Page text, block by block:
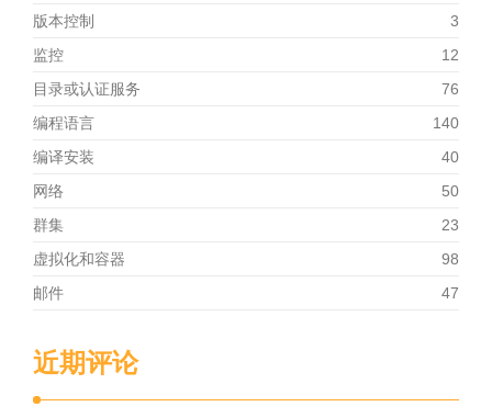
版本控制
3
监控
12
目录或认证服务
76
编程语言
140
编译安装
40
网络
50
群集
23
虚拟化和容器
98
邮件
47
近期评论